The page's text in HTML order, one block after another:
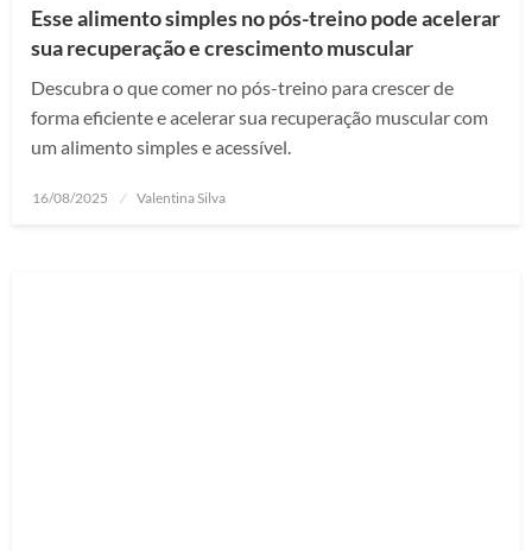
Esse alimento simples no pós-treino pode acelerar
sua recuperação e crescimento muscular
Descubra o que comer no pós-treino para crescer de
forma eficiente e acelerar sua recuperação muscular com
um alimento simples e acessível.
Posted
16/08/2025 Valentina Silva